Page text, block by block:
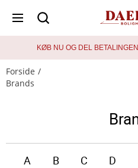
KØB NU OG DEL
Forside
Brands
A B C D